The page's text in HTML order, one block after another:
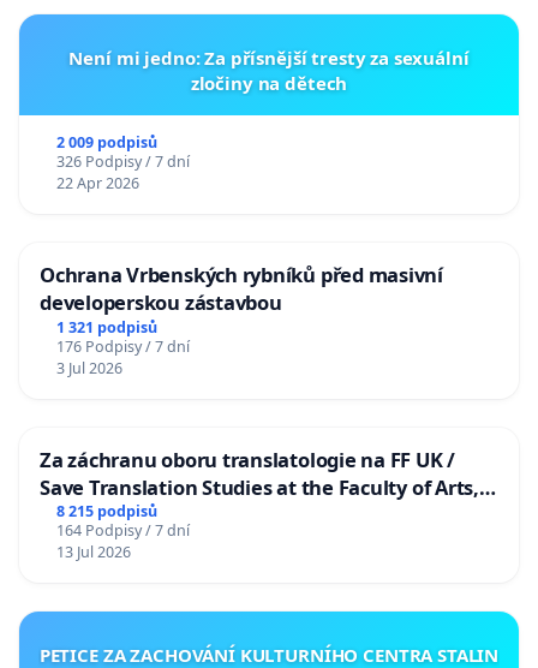
Není mi jedno: Za přísnější tresty za sexuální
zločiny na dětech
2 009 podpisů
326 Podpisy / 7 dní
22 Apr 2026
Ochrana Vrbenských rybníků před masivní
developerskou zástavbou
1 321 podpisů
176 Podpisy / 7 dní
3 Jul 2026
Za záchranu oboru translatologie na FF UK /
Save Translation Studies at the Faculty of Arts,
Charles University
8 215 podpisů
164 Podpisy / 7 dní
13 Jul 2026
PETICE ZA ZACHOVÁNÍ KULTURNÍHO CENTRA STALIN